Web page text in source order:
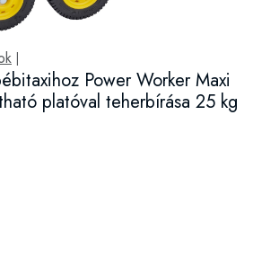
Power Worker Maxi
platóval teherbírása 25 kg